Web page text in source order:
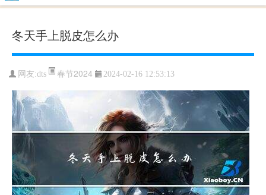
冬天手上脱皮怎么办
网友:dts 春节2024 2024-02-16 12:53:13